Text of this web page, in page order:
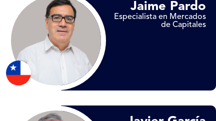
Jaime Pardo
Especialista en Mercados
de Capitales